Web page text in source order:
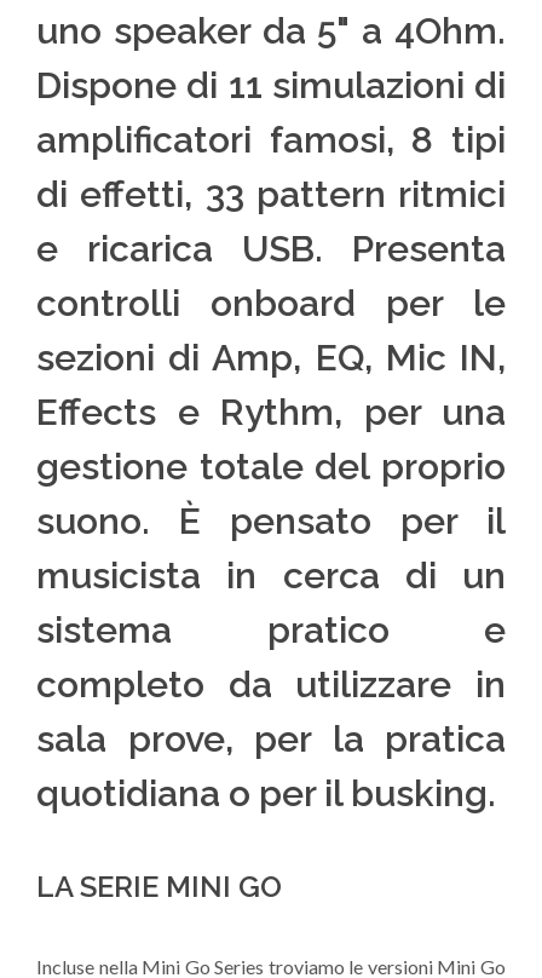
uno speaker da 5" a 4Ohm.
Dispone di 11 simulazioni di
amplificatori famosi, 8 tipi
di effetti, 33 pattern ritmici
e ricarica USB. Presenta
controlli onboard per le
sezioni di Amp, EQ, Mic IN,
Effects e Rythm, per una
gestione totale del proprio
suono. È pensato per il
musicista in cerca di un
sistema pratico e
completo da utilizzare in
sala prove, per la pratica
quotidiana o per il busking.
LA SERIE MINI GO
Incluse nella Mini Go Series troviamo le versioni Mini Go